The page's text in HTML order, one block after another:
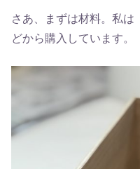
さあ、まずは材料。私は
どから購入しています。